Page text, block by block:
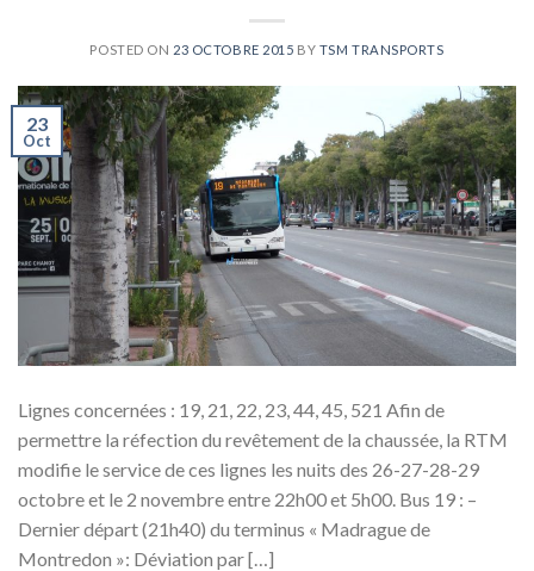
POSTED ON 23 OCTOBRE 2015 BY TSM TRANSPORTS
23
Oct
Lignes concernées : 19, 21, 22, 23, 44, 45, 521 Afin de
permettre la réfection du revêtement de la chaussée, la RTM
modifie le service de ces lignes les nuits des 26-27-28-29
octobre et le 2 novembre entre 22h00 et 5h00. Bus 19 : –
Dernier départ (21h40) du terminus « Madrague de
Montredon »: Déviation par […]